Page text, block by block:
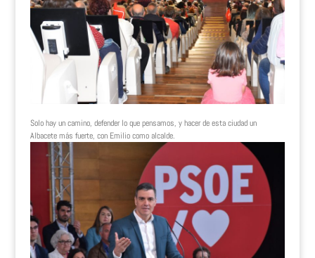
Solo hay un camino, defender lo que pensamos, y hacer de esta ciudad un
Albacete más fuerte, con Emilio como alcalde.